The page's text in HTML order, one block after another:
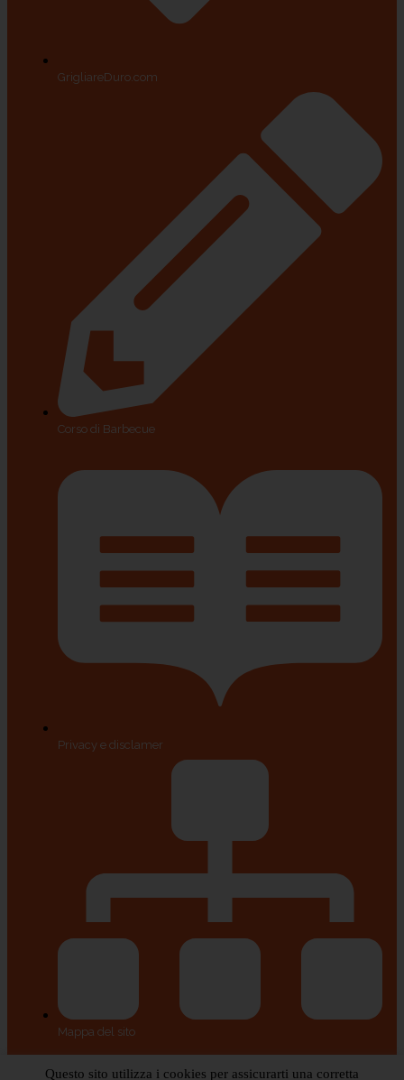
GrigliareDuro.com
Corso di Barbecue
Privacy e disclamer
Mappa del sito
Questo sito utilizza i cookies per assicurarti una corretta